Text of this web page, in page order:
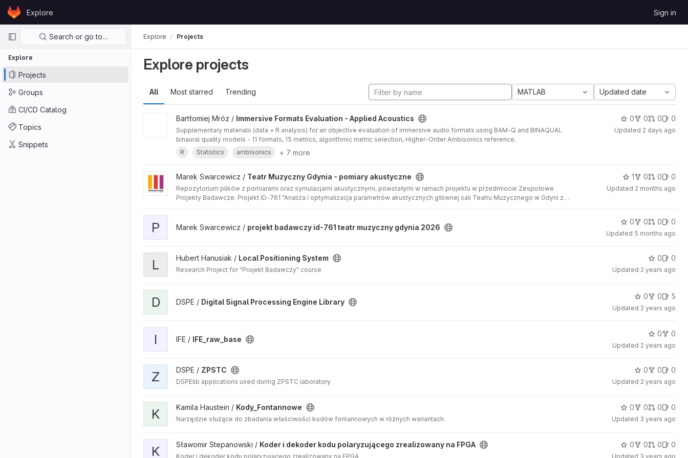
Skip to content
GitLabExplore Sign in
Primary navigation
Search or go to…
Explore
Projects
Groups
CI/CD Catalog
Topics
Snippets
Explore Projects
Explore projects
All Most starred Trending MATLAB Updated date
Bartłomiej Mróz / Immersive Formats Evaluation - Applied Acoustics
Supplementary materials (data + R analysis) for an objective evaluation of immersive audio formats using BAM-Q and BINAQUAL
binaural quality models - 11 formats, 15 metrics, algorithmic metric selection, Higher-Order Ambisonics reference.
R
Statistics ambisonics + 7 more
0 0 0 0
Updated 2 days ago
Marek Swarcewicz / Teatr Muzyczny Gdynia - pomiary akustyczne
Repozytorium plików z pomiarami oraz symulacjami akustycznymi, powstałymi w ramach projektu w przedmiocie Zespołowe
Projekty Badawcze. Projekt ID-761 "Analiza i optymalizacja parametrów akustycznych głównej sali Teatru Muzycznego w Gdyni z
1 0 0 0
Updated 2 months ago
P Marek Swarcewicz / projekt badawczy id-761 teatr muzyczny gdynia 2026
0 0 0 0
Updated 5 months ago
L Hubert Hanusiak / Local Positioning System
Research Project for "Projekt Badawczy" course
0 0
Updated 2 years ago
D DSPE / Digital Signal Processing Engine Library
0 0 5
Updated 2 years ago
I IFE / IFE_raw_base
0 0
Updated 2 years ago
Z DSPE / ZPSTC
DSPElib applications used during ZPSTC laboratory
0 0 0
Updated 2 years ago
K Kamila Haustein / Kody_Fontannowe
Narzędzie służące do zbadania właściwości kodów fontannowych w różnych wariantach.
0 0 0 0
Updated 3 years ago
K Sławomir Stepanowski / Koder i dekoder kodu polaryzującego zrealizowany na FPGA
Koder i dekoder kodu polaryzującego zrealizowany na FPGA
0 0 0 0
Updated 3 years ago